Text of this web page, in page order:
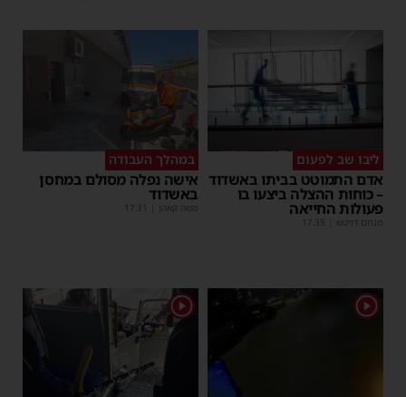
ליבו שב לפעום
אדם התמוטט בביתו באשדוד
– כוחות ההצלה ביצעו בו
פעולות החייאה
מנחם דויטש 17:35
במהלך העבודה
אישה נפלה מסולם במחסן
באשדוד
משה קאהן 17:31
1
1